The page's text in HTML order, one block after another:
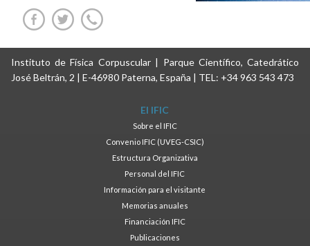
Instituto de Física Corpuscular | Parque Científico, Catedrático
José Beltrán, 2 | E-46980 Paterna, España | TEL: +34 963 543 473
El IFIC
Sobre el IFIC
Convenio IFIC (UVEG-CSIC)
Estructura Organizativa
Personal del IFIC
Información para el visitante
Memorias anuales
Financiación IFIC
Publicaciones